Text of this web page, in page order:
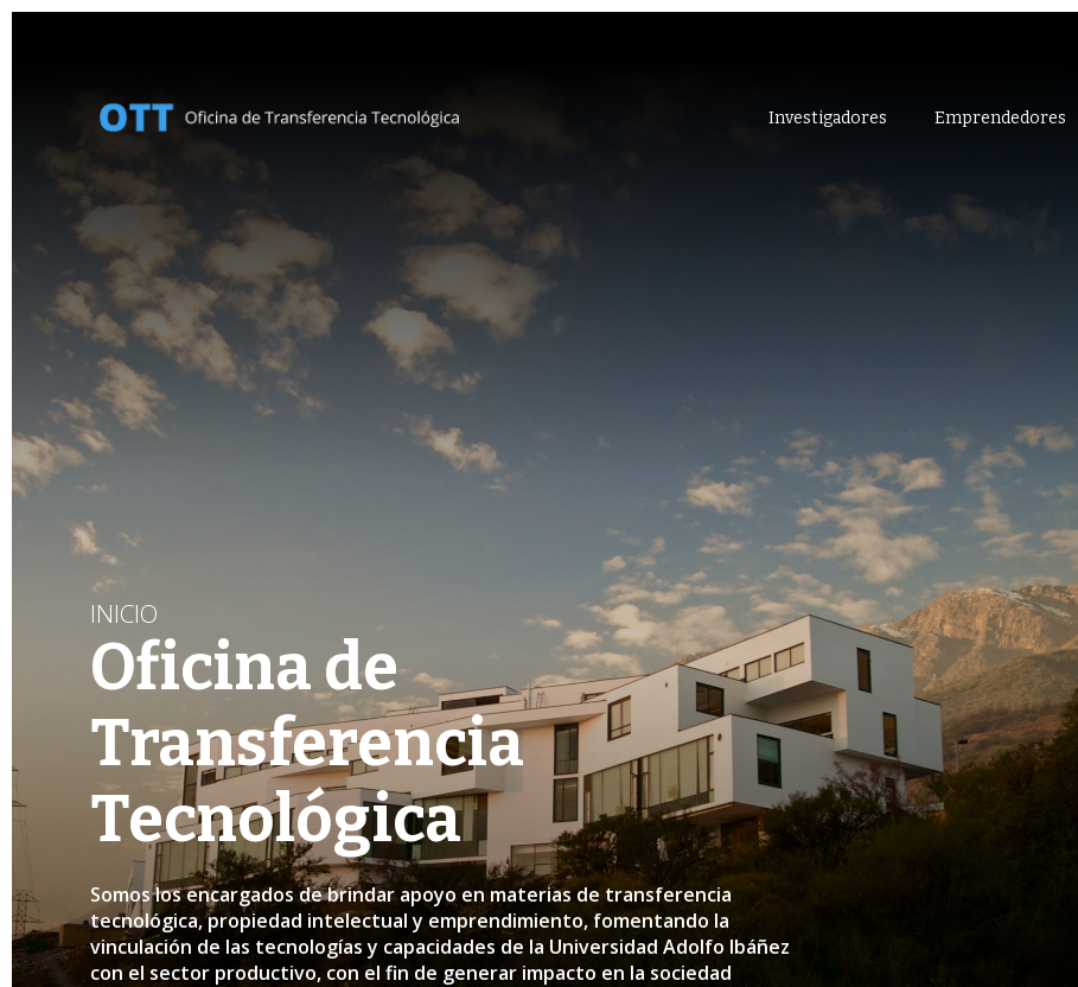
Investigadores Emprendedores
INICIO
Oficina de
Transferencia
Tecnológica
Somos los encargados de brindar apoyo en materias de transferencia
tecnológica, propiedad intelectual y emprendimiento, fomentando la
vinculación de las tecnologías y capacidades de la Universidad Adolfo Ibáñez
con el sector productivo, con el fin de generar impacto en la sociedad